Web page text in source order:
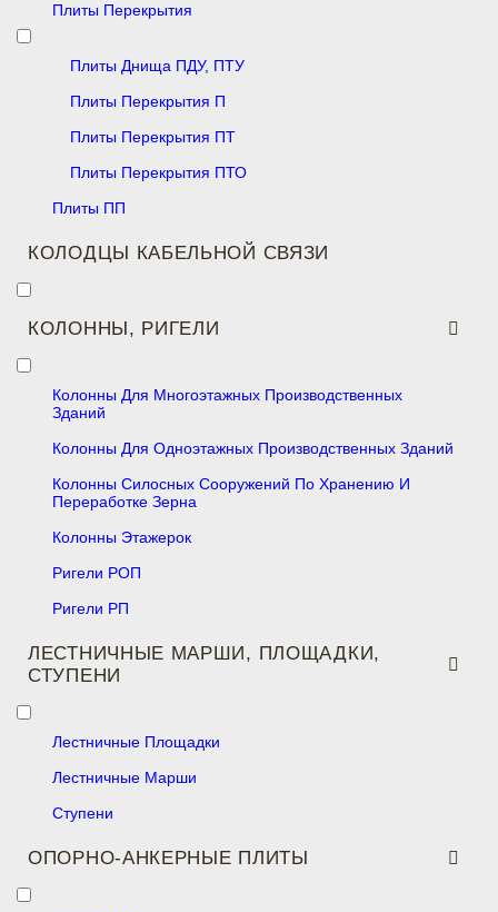
Плиты Перекрытия
Плиты Днища ПДУ, ПТУ
Плиты Перекрытия П
Плиты Перекрытия ПТ
Плиты Перекрытия ПТО
Плиты ПП
КОЛОДЦЫ КАБЕЛЬНОЙ СВЯЗИ
КОЛОННЫ, РИГЕЛИ
Колонны Для Многоэтажных Производственных
Зданий
Колонны Для Одноэтажных Производственных Зданий
Колонны Силосных Сооружений По Хранению И
Переработке Зерна
Колонны Этажерок
Ригели РОП
Ригели РП
ЛЕСТНИЧНЫЕ МАРШИ, ПЛОЩАДКИ,
СТУПЕНИ
Лестничные Площадки
Лестничные Марши
Ступени
ОПОРНО-АНКЕРНЫЕ ПЛИТЫ